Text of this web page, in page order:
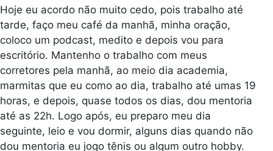
Hoje eu acordo não muito cedo, pois trabalho até
tarde, faço meu café da manhã, minha oração,
coloco um podcast, medito e depois vou para
escritório. Mantenho o trabalho com meus
corretores pela manhã, ao meio dia academia,
marmitas que eu como ao dia, trabalho até umas 19
horas, e depois, quase todos os dias, dou mentoria
até as 22h. Logo após, eu preparo meu dia
seguinte, leio e vou dormir, alguns dias quando não
dou mentoria eu jogo tênis ou algum outro hobby.